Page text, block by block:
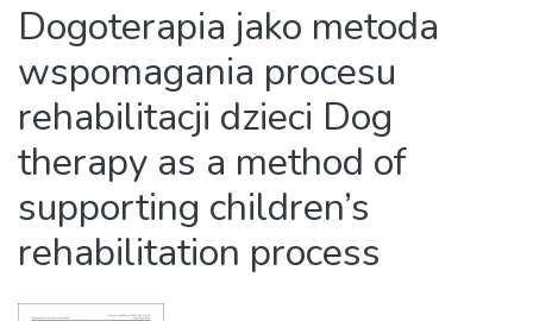
Dogoterapia jako metoda
wspomagania procesu
rehabilitacji dzieci Dog
therapy as a method of
supporting children’s
rehabilitation process